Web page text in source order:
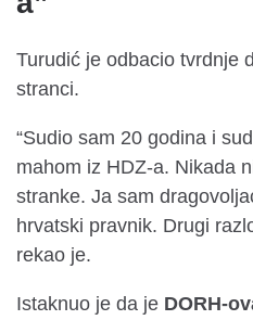
Turudić je odbacio tvrdnje
stranci.
“Sudio sam 20 godina i
mahom iz HDZ-a. Nikada
stranke. Ja sam
hrvatski pravnik. Drugi
rekao je.
Istaknuo je da je DORH-